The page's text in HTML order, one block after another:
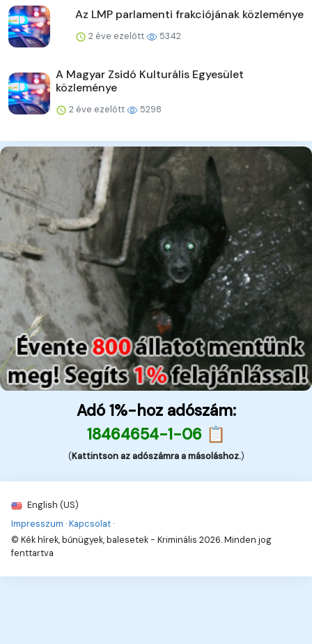
Az LMP parlamenti frakciójának közleménye
2 éve ezelőtt 5342
A Magyar Zsidó Kulturális Egyesület
közleménye
2 éve ezelőtt 5298
Adó 1%-hoz adószám:
18464654-1-06 📋
(Kattintson az adószámra a másoláshoz.)
English (US)
Impresszum ·Kapcsolat ·
© Kék hírek, bűnügyek, balesetek - Kriminális 2026. Minden jog
fenttartva